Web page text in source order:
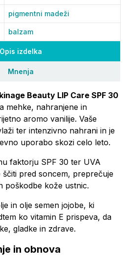
Opis izdelka
Mnenja
Beauty LIP Care SPF 30
mehke, nahranjene in
aromo vanilije. Vaše
ter intenzivno nahrani in je
uporabo skozi celo leto.
faktorju SPF 30 ter UVA
ščiti pred soncem, preprečuje
poškodbe kože ustnic.
in olje semen jojobe, ki
ko vitamin E prispeva, da
gladke in zdrave.
in obnova
pigmentni madeži
balzam